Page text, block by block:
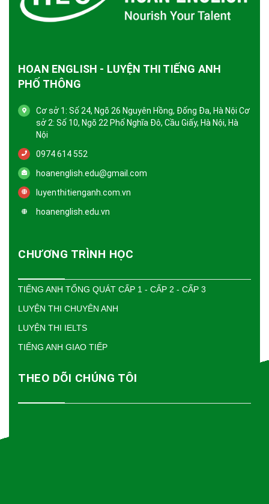
HOAN ENGLISH - LUYỆN THI TIẾNG ANH
PHỐ THÔNG
Cơ sở 1: Số 24, Ngõ 26 Nguyên Hồng, Đống Đa, Hà Nội Cơ
sở 2: Số 10, Ngõ 22 Phố Nghĩa Đô, Cầu Giấy, Hà Nội, Hà
Nội
0974 614 552
hoanenglish.edu@gmail.com
luyenthitienganh.com.vn
hoanenglish.edu.vn
CHƯƠNG TRÌNH HỌC
TIẾNG ANH TỔNG QUÁT CẤP 1 - CẤP 2 - CẤP 3
LUYỆN THI CHUYÊN ANH
LUYỆN THI IELTS
TIẾNG ANH GIAO TIẾP
THEO DÕI CHÚNG TÔI